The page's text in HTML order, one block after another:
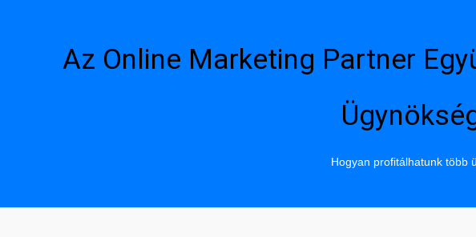
Az Online Marketing Partner
Hogyan profitálhatunk több